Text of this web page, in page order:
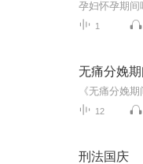
1
无痛分娩
12
刑法国庆